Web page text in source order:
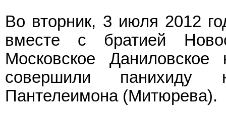
Во вторник, 3 июля 2012
вместе с братией
Московское
совершили панихиду
Пантелеимона (Митюрева).